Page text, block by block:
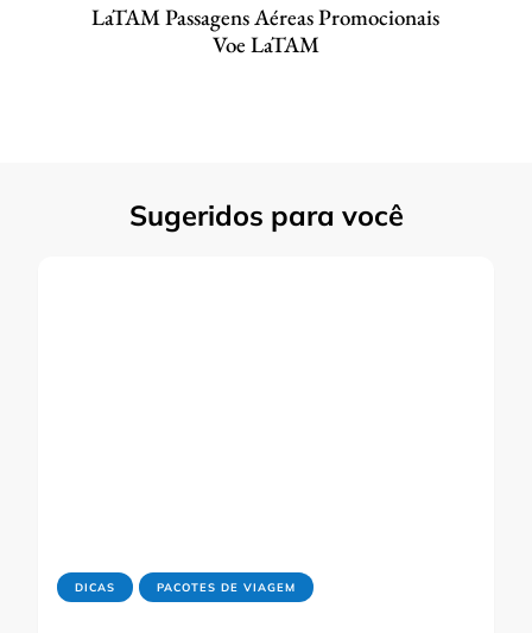
LaTAM Passagens Aéreas Promocionais
Voe LaTAM
Sugeridos para você
DICAS PACOTES DE VIAGEM